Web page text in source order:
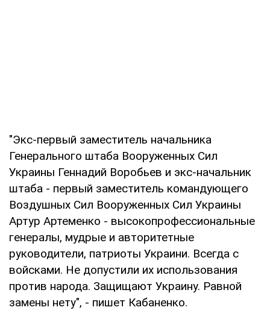
"Экс-первый заместитель начальника
Генерального штаба Вооруженных Сил
Украины Геннадий Воробьев и экс-начальник
штаба - первый заместитель командующего
Воздушных Сил Вооруженных Сил Украины
Артур Артеменко - высокопрофессиональные
генералы, мудрые и авторитетные
руководители, патриоты Украини. Всегда с
войсками. Не допустили их использования
против народа. Защищают Украину. Равной
замены нету", - пишет Кабаненко.